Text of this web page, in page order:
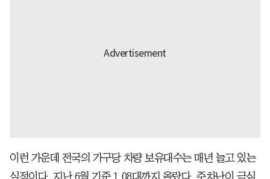
이런 가운데 전국의 가구당 차량 보유대수는 매년 늘고 있는
실정이다. 지난 6월 기준 1.08대까지 올랐다. 주차난이 극심